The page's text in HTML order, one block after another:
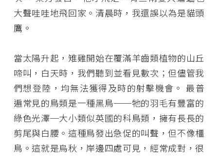
大聲哇哇地飛回家。清晨時，我還誤以為是貓頭
鷹。
當太陽升起，雉雞開始在覆滿羊齒類植物的山丘
啼叫，白天時，我們聽到並看見數次；但儘管我
們想登陸，均無法獲得及時的射擊機會。 最普
遍常見的鳥類是一種黑鳥──牠的羽毛有豐富的
綠色光澤─大小類似英國的科鳥類，擁有長長的
剪尾與白腰。這種鳥發出急促的叫聲，但不像橿
鳥。這就是烏秋，岸邊四處可見，經常成對，很